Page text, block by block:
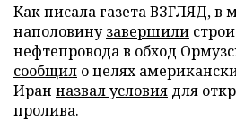
Как писала газета ВЗГЛЯД, в
наполовинузавершили
нефтепровода в обход
сообщил о целях
Иран назвал условия для
пролива.